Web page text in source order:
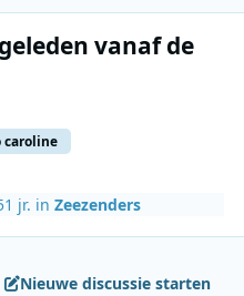
vanaf de
caroline
1 jr. inZeezenders
Nieuwe discussie starten